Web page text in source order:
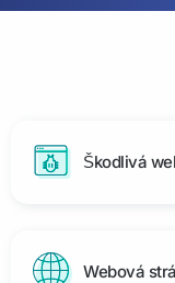
Škodlivá
Webová